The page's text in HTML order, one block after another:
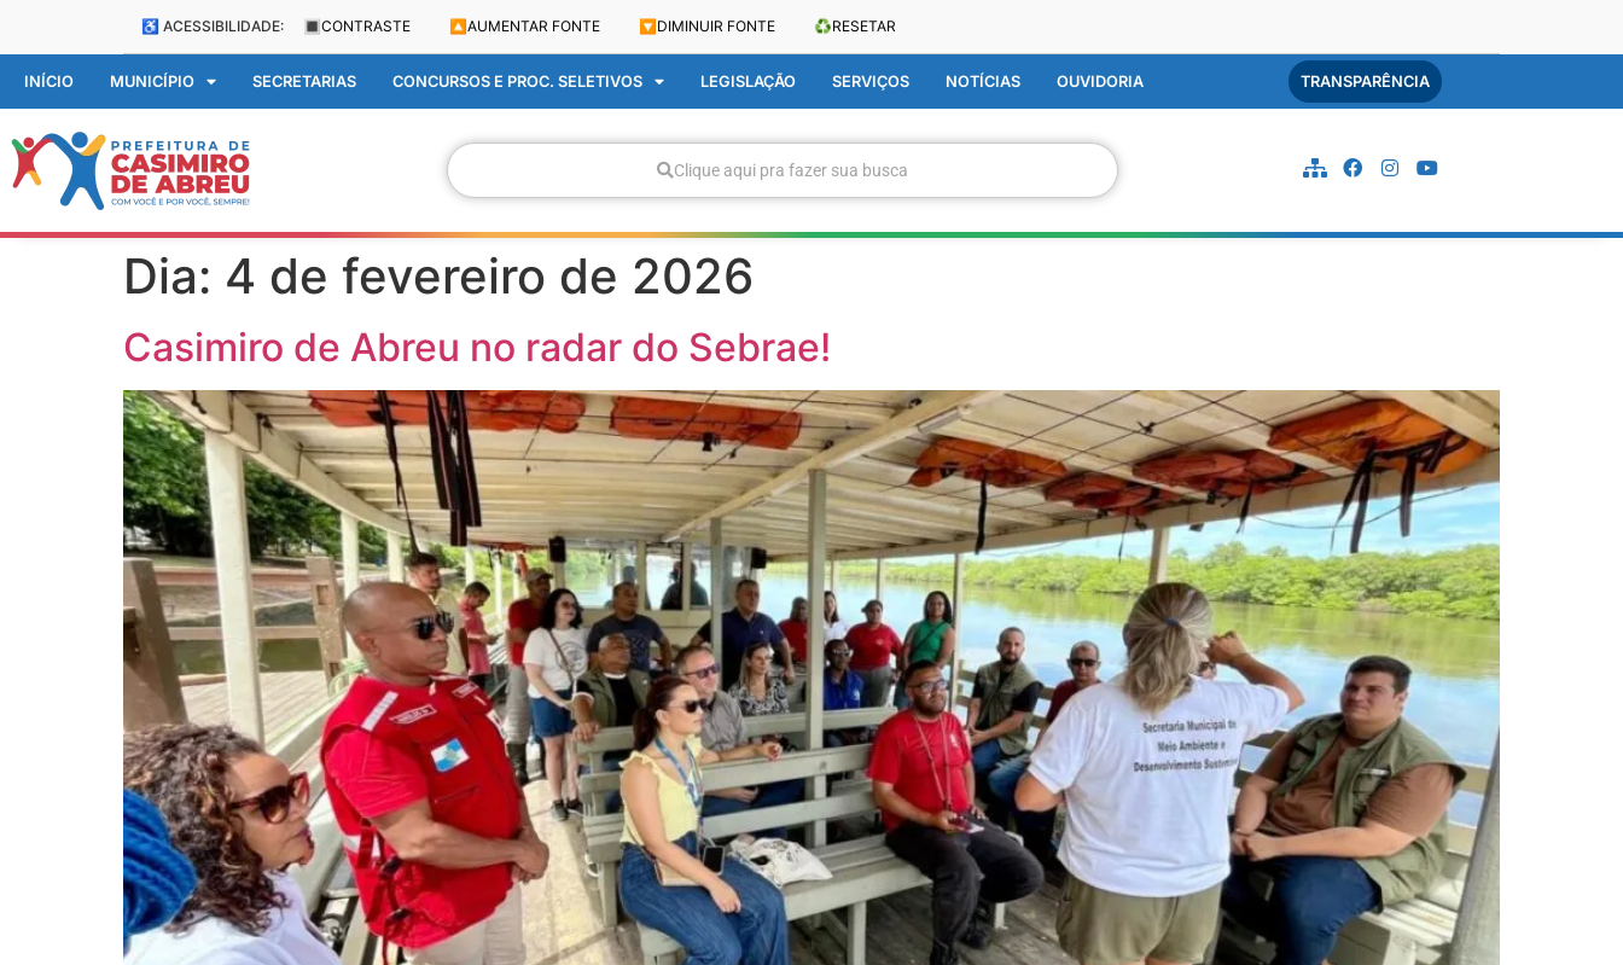
♿ ACESSIBILIDADE: 🔳 CONTRASTE 🔼 AUMENTAR FONTE 🔽 DIMINUIR FONTE ♻️RESETAR
INÍCIO MUNICÍPIO SECRETARIAS CONCURSOS E PROC. SELETIVOS LEGISLAÇÃO SERVIÇOS NOTÍCIAS OUVIDORIA TRANSPARÊNCIA
Clique aqui pra fazer sua busca
Dia: 4 de fevereiro de 2026
Casimiro de Abreu no radar do Sebrae!